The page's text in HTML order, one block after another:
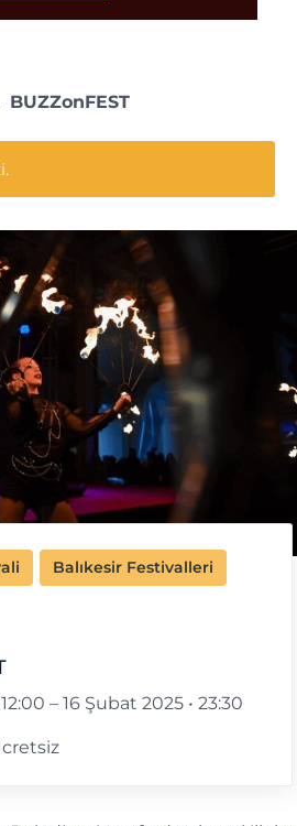
BUZZonFEST
Balıkesir Festivalleri
– 16 Şubat 2025 • 23:30